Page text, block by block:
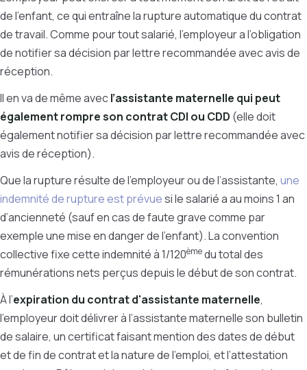
de l’enfant, ce qui entraîne la rupture automatique du contrat
de travail. Comme pour tout salarié, l’employeur a l’obligation
de notifier sa décision par lettre recommandée avec avis de
réception.
Il en va de même avecl’assistante maternelle qui peut
également rompre son contrat CDI ou CDD (elle doit
également notifier sa décision par lettre recommandée avec
avis de réception).
Que la rupture résulte de l’employeur ou de l’assistante, une
indemnité de rupture est prévuesi le salarié a au moins 1 an
d’ancienneté (sauf en cas de faute grave comme par
exemple une mise en danger de l’enfant). La convention
collective fixe cette indemnité à 1/120èmedu total des
rémunérations nets perçus depuis le début de son contrat.
À l’expiration du contrat d'assistante maternelle,
l’employeur doit délivrer à l’assistante maternelle son bulletin
de salaire, un certificat faisant mention des dates de début
et de fin de contrat et la nature de l’emploi, et l’attestation